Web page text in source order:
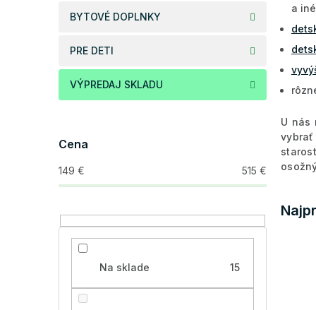
BYTOVÉ DOPLNKY
PRE DETI
VÝPREDAJ SKLADU
Cena
149 € 515 €
Na sklade 15
a
U nás